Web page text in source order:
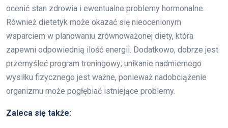
ocenić stan zdrowia i ewentualne problemy hormonalne.
Również dietetyk może okazać się nieocenionym
wsparciem w planowaniu zrównoważonej diety, która
zapewni odpowiednią ilość energii. Dodatkowo, dobrze jest
przemyśleć program treningowy; unikanie nadmiernego
wysiłku fizycznego jest ważne, ponieważ nadobciążenie
organizmu może pogłębiać istniejące problemy.
Zaleca się także: